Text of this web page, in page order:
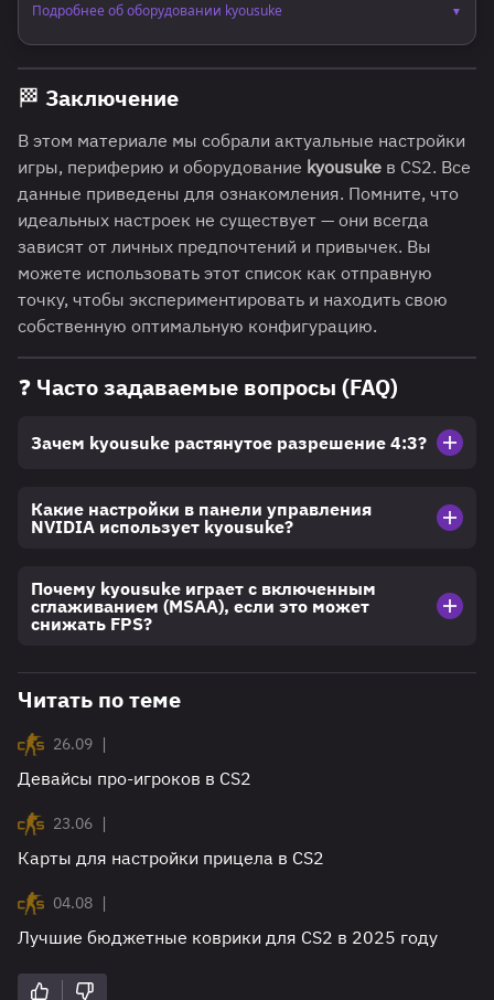
Подробнее об оборудовании kyousuke ▼
"kyousuke" Лукин) для CS2/CS:GO всегда на слуху.
позволяют ему полностью раскрывать свой потенциал на
сервере. Если вам интересно, какая мышка, клавиатура,
наушники и коврик у Киосуке, стоит изучить его актуальный
выбор устройств. Многие стремятся собрать полный
геймерский набор Киосуке кс2, чтобы играть на том же
оборудовании, что и профессионал. Понимая, как собрать
игровые девайсы как у Киосуке, вы сможете укомплектовать
свое место надежными инструментами. Выбирая игровые
девайсы Киосуке, вы ориентируетесь на опыт топового
игрока нового поколения.
🏁 Заключение
В этом материале мы собрали актуальные настройки
игры, периферию и оборудование kyousuke в CS2. Все
данные приведены для ознакомления. Помните, что
идеальных настроек не существует — они всегда
зависят от личных предпочтений и привычек. Вы
можете использовать этот список как отправную
точку, чтобы экспериментировать и находить свою
собственную оптимальную конфигурацию.
❓ Часто задаваемые вопросы (FAQ)
Зачем kyousuke растянутое разрешение 4:3?
Какие настройки в панели управления
NVIDIA использует kyousuke?
Почему kyousuke играет с включенным
сглаживанием (MSAA), если это может
снижать FPS?
Читать по теме
26.09 |
Девайсы про-игроков в CS2
23.06 |
Карты для настройки прицела в CS2
04.08 |
Лучшие бюджетные коврики для CS2 в 2025 году